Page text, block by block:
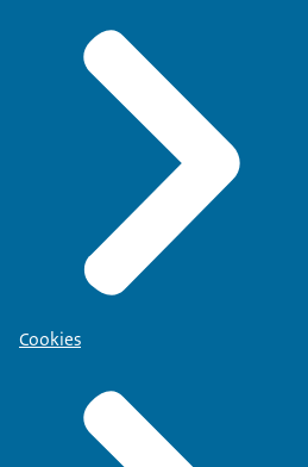
Cookies